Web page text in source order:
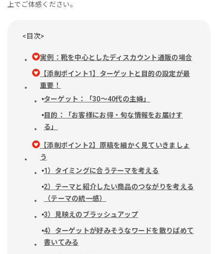
上でご体感ください。
<目次>
実例：靴を中心としたディスカウント通販の場合
【添削ポイント1】ターゲットと目的の設定が最
重要！
ターゲット：「30～40代の主婦」
目的：「お客様にお得・旬な情報をお届けす
る」
【添削ポイント2】原稿を細かく見ていきましょ
う
1）タイミングに合うテーマを考える
2）テーマと紹介したい商品のつながりを考える
（テーマの統一感）
3）見映えのブラッシュアップ
4）ターゲットが好みそうなワードを散りばめて
書いてみる